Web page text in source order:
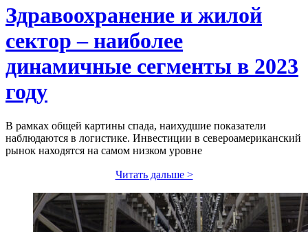
Здравоохранение и жилой
сектор – наиболее
динамичные сегменты в 2023
году
В рамках общей картины спада, наихудшие показатели
наблюдаются в логистике. Инвестиции в североамериканский
рынок находятся на самом низком уровне
Читать дальше >